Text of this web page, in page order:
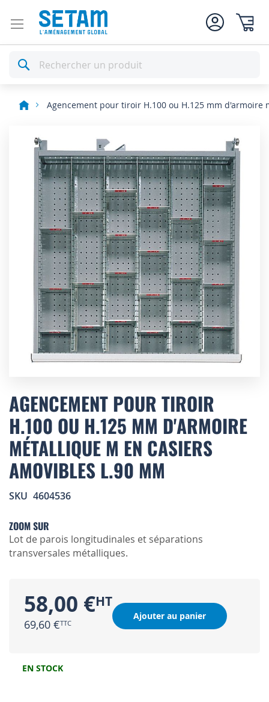
Rechercher
Agencement pour tiroir H.100 ou H.125 mm d'armoire
to
the
beginning
of
the
images
gallery
AGENCEMENT POUR TIROIR
H.100 OU H.125 MM D'ARMOIRE
MÉTALLIQUE M EN CASIERS
AMOVIBLES L.90 MM
SKU 4604536
ZOOM SUR
Lot de parois longitudinales et séparations
transversales métalliques.
58,00 €
69,60 €
Ajouter au panier
EN STOCK